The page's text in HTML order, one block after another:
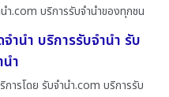
า.com บริการรับจำนำของทุกชน
ำนำ บริการรับจำนำ รับ
ำ
ารโดย รับจํานํา.com บริการรับ